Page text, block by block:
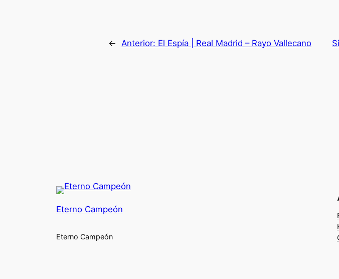
← Anterior: El Espía | Real Madrid – Rayo Vallecano
Eterno Campeón
Eterno Campeón